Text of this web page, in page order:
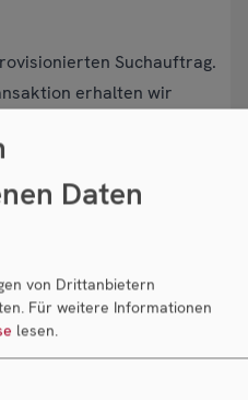
Suchauftrag.
erhalten wir
Daten
von Drittanbietern
Für weitere Informationen
lesen.